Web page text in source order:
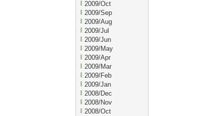
2009/Oct
2009/Sep
2009/Aug
2009/Jul
2009/Jun
2009/May
2009/Apr
2009/Mar
2009/Feb
2009/Jan
2008/Dec
2008/Nov
2008/Oct